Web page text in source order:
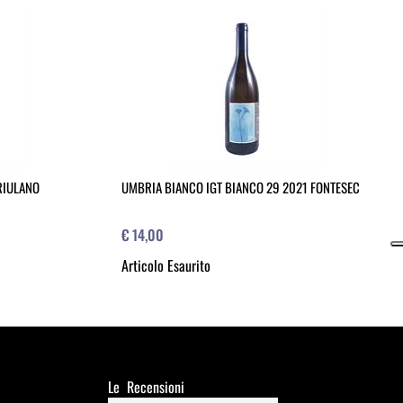
UMBRIA BIANCO IGT BIANCO 29 2021 FONTESEC
€ 14,00
Articolo Esaurito
Le Recensioni